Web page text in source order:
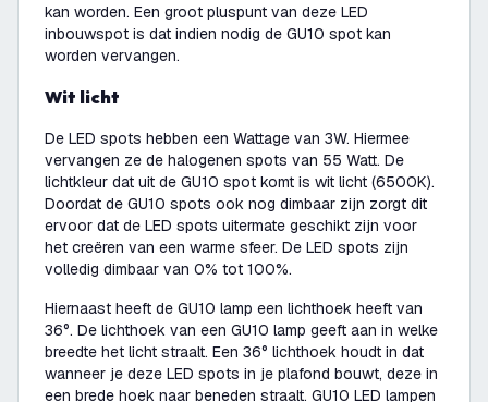
kan worden. Een groot pluspunt van deze LED
inbouwspot is dat indien nodig de GU10 spot kan
worden vervangen.
Wit licht
De LED spots hebben een Wattage van 3W. Hiermee
vervangen ze de halogenen spots van 55 Watt. De
lichtkleur dat uit de GU10 spot komt is wit licht (6500K).
Doordat de GU10 spots ook nog dimbaar zijn zorgt dit
ervoor dat de LED spots uitermate geschikt zijn voor
het creëren van een warme sfeer. De LED spots zijn
volledig dimbaar van 0% tot 100%.
Hiernaast heeft de GU10 lamp een lichthoek heeft van
36°. De lichthoek van een GU10 lamp geeft aan in welke
breedte het licht straalt. Een 36° lichthoek houdt in dat
wanneer je deze LED spots in je plafond bouwt, deze in
een brede hoek naar beneden straalt. GU10 LED lampen